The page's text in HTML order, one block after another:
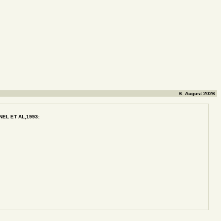
6. August 2026
ET AL,1993: